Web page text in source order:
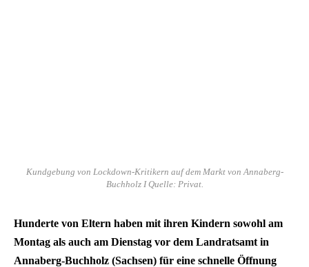
Kundgebung von Lockdown-Kritikern auf dem Markt von Annaberg-
Buchholz I Quelle: Privat.
Hunderte von Eltern haben mit ihren Kindern sowohl am
Montag als auch am Dienstag vor dem Landratsamt in
Annaberg-Buchholz (Sachsen) für eine schnelle Öffnung